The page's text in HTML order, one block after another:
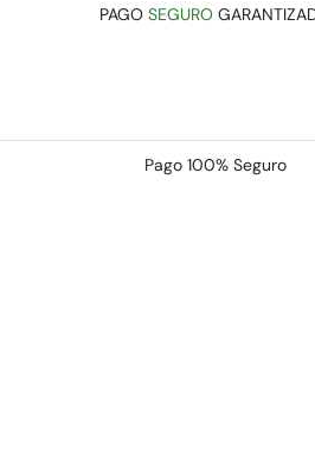
PAGO SEGURO
Pago 100% Seguro